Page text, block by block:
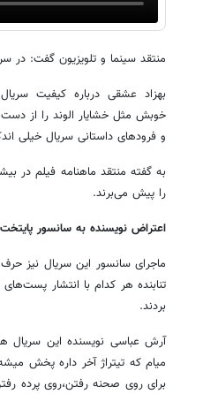
منتقد سینما و تلویزیون گفت: در سریال پایتخت۶ موقعیت های کمدی خوبی وجود
خوبش مثل خشایار الوند را از
و فرودهای داستانی سریال خیلی
را پیش می‌برند.
اعتراض نویسنده به سانسور پایتخت۶
ماجرای سانسور این سریال نیز
تنابنده هر کدام با انتشار
بردند.
آرش عباسی نویسنده این
میام که تیتراژ آخر داره پخش
برای روی صحنه رفتن،روی پرده